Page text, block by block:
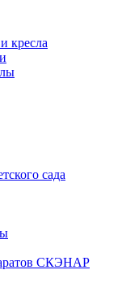
кресла
сада
СКЭНАР